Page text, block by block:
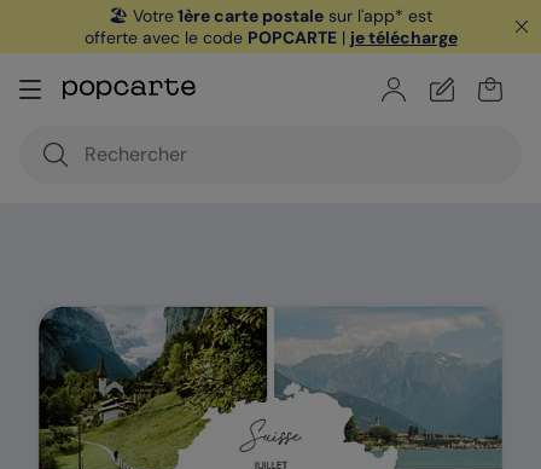
🏖️ Votre1ère carte postale sur l'app* est
offerte avec le code POPCARTE| je télécharge